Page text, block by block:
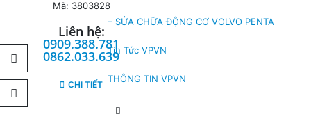
– SỬA CHỮA ĐỘNG CƠ VOLVO PENTA
Tin Tức VPVN
THÔNG TIN VPVN
Mã: 3803828
Liên hệ:
0909.388.781
0862.033.639
CHI TIẾT